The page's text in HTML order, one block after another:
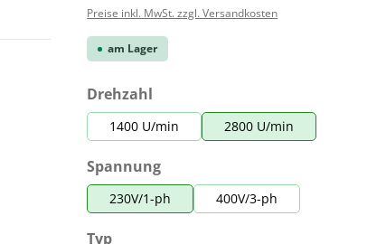
Preise inkl. MwSt. zzgl. Versandkosten
am Lager
Drehzahl
1400 U/min 2800 U/min
Spannungauswählen
230V/1-ph 400V/3-ph
Typauswählen